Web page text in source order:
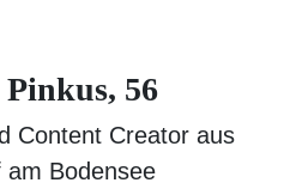
56
Content Creator aus
am Bodensee